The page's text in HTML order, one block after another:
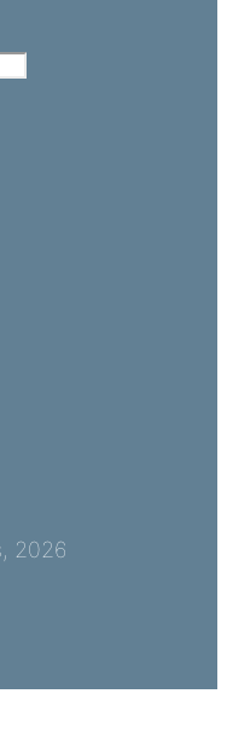
2026